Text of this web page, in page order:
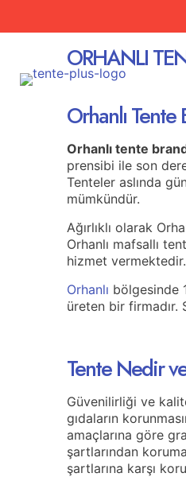
ORHANLI
Orhanlı Tente
Orhanlı tente
prensibi ile son
Tenteler aslında
mümkündür.
Ağırlıklı olarak
Orhanlı mafsallı
hizmet vermektedir.
Orhanlı bölgesinde
üreten bir firmadır.
Tente Nedir
Güvenilirliği ve
gıdaların
amaçlarına göre
şartlarından
şartlarına karşı